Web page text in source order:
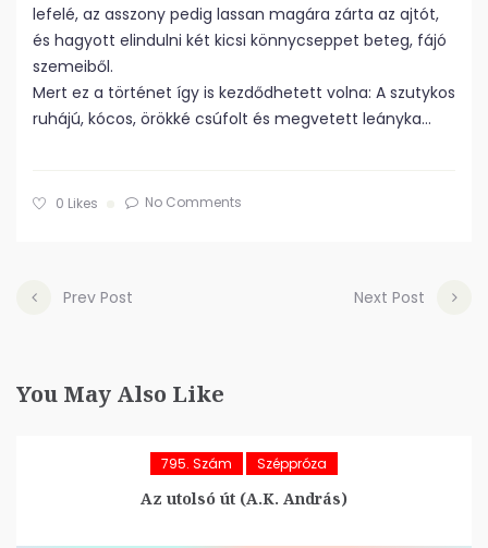
lefelé, az asszony pedig lassan magára zárta az ajtót,
és hagyott elindulni két kicsi könnycseppet beteg, fájó
szemeiből.
Mert ez a történet így is kezdődhetett volna: A szutykos
ruhájú, kócos, örökké csúfolt és megvetett leányka…
0 Likes No Comments
Prev Post Next Post
You May Also Like
795. Szám Széppróza
Az utolsó út (A.K. András)